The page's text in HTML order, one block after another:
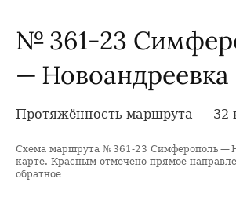
№ 361-23
— Новоандреевка
Протяжённость маршрута — 32
+
Схема маршрута № 361-23 Симферополь —
карте. Красным отмечено прямое
обратное